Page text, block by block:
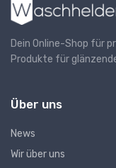
Dein Online-Shop für
Produkte für
Über uns
News
Wir über uns